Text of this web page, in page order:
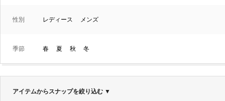
性別 レディース メンズ
季節 春 夏 秋 冬
アイテムからスナップを絞り込む ▼